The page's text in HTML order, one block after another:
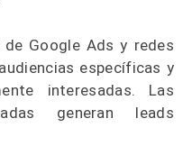
Google Ads y redes
específicas y
interesadas. Las
generan leads